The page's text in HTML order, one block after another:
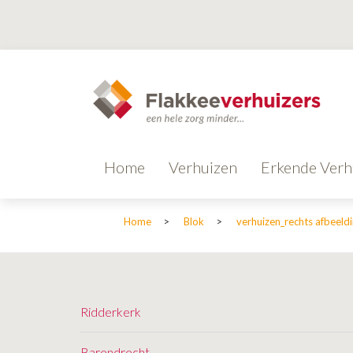
Home Verhuizen Erkende
Home > Blok > verhuizen_rechts
Ridderkerk